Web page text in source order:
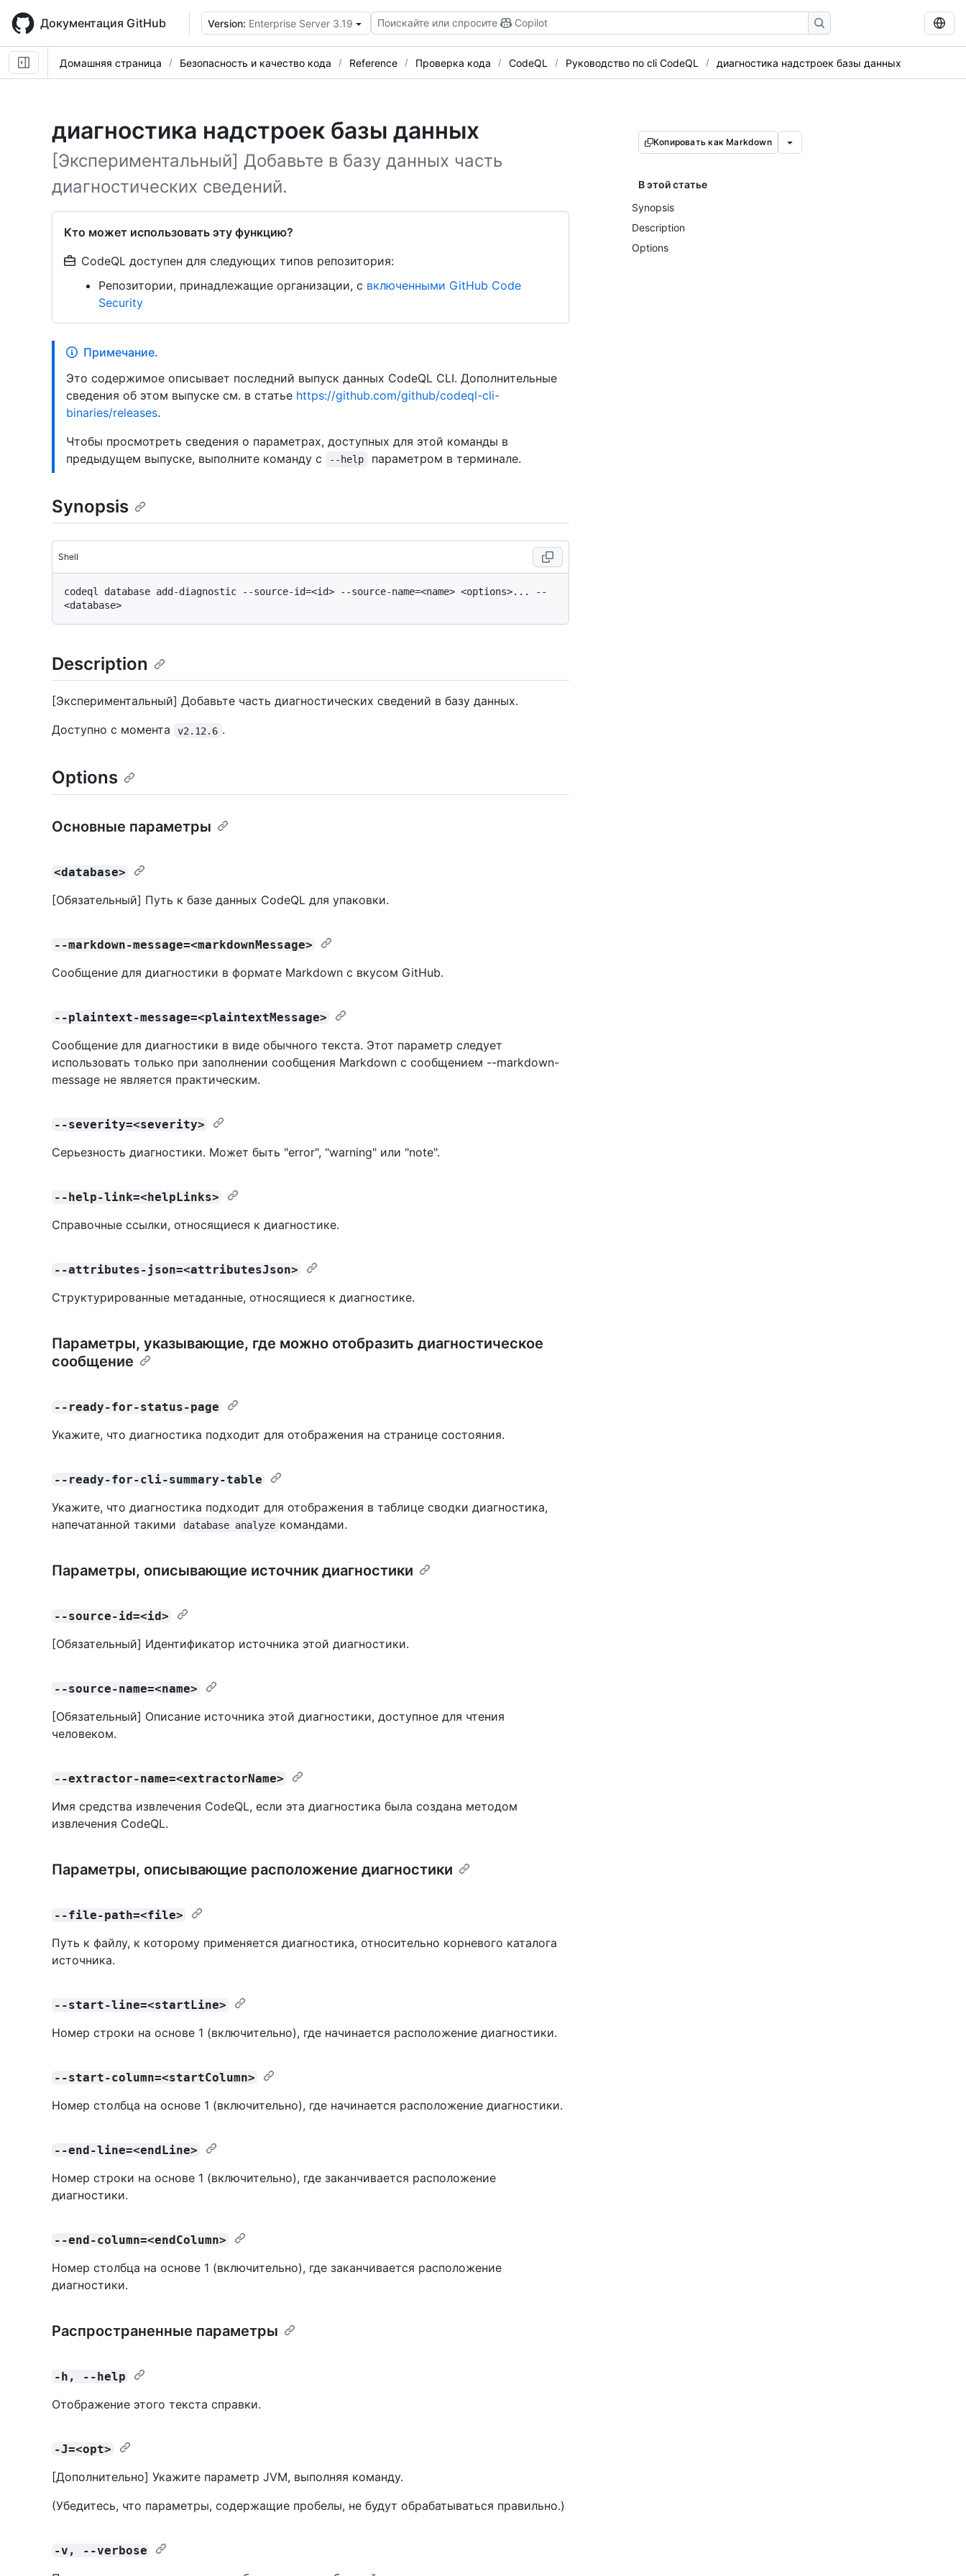
main
content
Документация GitHub Version: Enterprise Server 3.19 Поискайте или спросите Copilot
Домашняя страница Безопасность и качество кода Reference Проверка кода CodeQL Руководство по cli CodeQL диагностика надстроек базы данных
диагностика надстроек базы данных
[Экспериментальный] Добавьте в базу данных часть
диагностических сведений.
Кто может использовать эту функцию?
CodeQL доступен для следующих типов репозитория:
Репозитории, принадлежащие организации, с включенными GitHub Code
Security
Копировать как Markdown
В этой статье
Synopsis
Description
Options
Примечание.
Это содержимое описывает последний выпуск данных CodeQL CLI. Дополнительные
сведения об этом выпуске см. в статье https://github.com/github/codeql-cli-
binaries/releases.
Чтобы просмотреть сведения о параметрах, доступных для этой команды в
предыдущем выпуске, выполните команду с
--help параметром в терминале.
Synopsis
Shell
codeql database add-diagnostic --source-id=<id> --source-name=<name> <options>... --
Description
[Экспериментальный] Добавьте часть диагностических сведений в базу данных.
Доступно с момента
v2.12.6 .
Options
Основные параметры
<database>
[Обязательный] Путь к базе данных CodeQL для упаковки.
--markdown-message=<markdownMessage>
Сообщение для диагностики в формате Markdown с вкусом GitHub.
--plaintext-message=<plaintextMessage>
Сообщение для диагностики в виде обычного текста. Этот параметр следует
использовать только при заполнении сообщения Markdown с сообщением --markdown-
message не является практическим.
--severity=<severity>
Серьезность диагностики. Может быть "error", "warning" или "note".
--help-link=<helpLinks>
Справочные ссылки, относящиеся к диагностике.
--attributes-json=<attributesJson>
Структурированные метаданные, относящиеся к диагностике.
Параметры, указывающие, где можно отобразить диагностическое
сообщение
--ready-for-status-page
Укажите, что диагностика подходит для отображения на странице состояния.
--ready-for-cli-summary-table
Укажите, что диагностика подходит для отображения в таблице сводки диагностика,
напечатанной такими
database analyze командами.
Параметры, описывающие источник диагностики
--source-id=<id>
[Обязательный] Идентификатор источника этой диагностики.
--source-name=<name>
[Обязательный] Описание источника этой диагностики, доступное для чтения
человеком.
--extractor-name=<extractorName>
Имя средства извлечения CodeQL, если эта диагностика была создана методом
извлечения CodeQL.
Параметры, описывающие расположение диагностики
--file-path=<file>
Путь к файлу, к которому применяется диагностика, относительно корневого каталога
источника.
--start-line=<startLine>
Номер строки на основе 1 (включительно), где начинается расположение диагностики.
--start-column=<startColumn>
Номер столбца на основе 1 (включительно), где начинается расположение диагностики.
--end-line=<endLine>
Номер строки на основе 1 (включительно), где заканчивается расположение
диагностики.
--end-column=<endColumn>
Номер столбца на основе 1 (включительно), где заканчивается расположение
диагностики.
Распространенные параметры
-h, --help
Отображение этого текста справки.
-J=<opt>
[Дополнительно] Укажите параметр JVM, выполняя команду.
(Убедитесь, что параметры, содержащие пробелы, не будут обрабатываться правильно.)
-v, --verbose